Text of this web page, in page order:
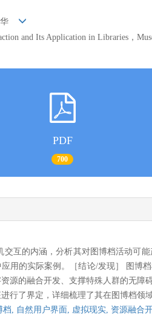
华
and Its Application in Libraries，
PDF
700
交互的内涵，分析其对图博档活动可
用的实际案例。［结论/发现］ 图博
源的融合开发、支撑特殊人群的无
行了界定，详细梳理了其在图博档
档, 自然用户界面, 虚拟现实, 资源融合